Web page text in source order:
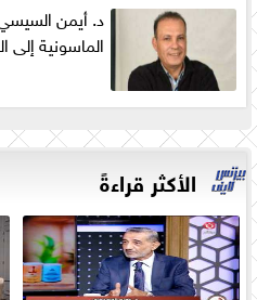
د. أيمن
الماسونية إلى
الأكثر قراءةً